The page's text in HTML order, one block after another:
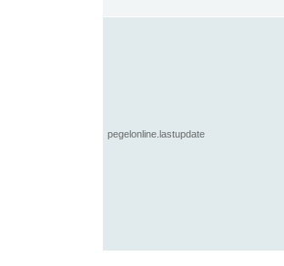
pegelonline.lastupdate